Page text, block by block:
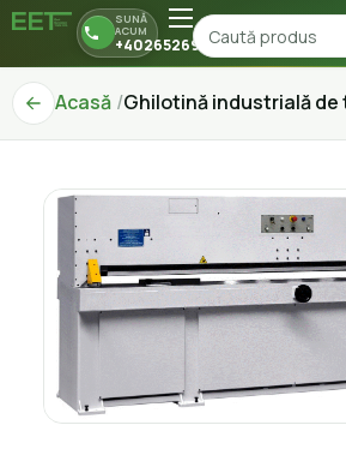
SUNĂ
ACUM
+40265269150
Acasă Ghilotină industrială de